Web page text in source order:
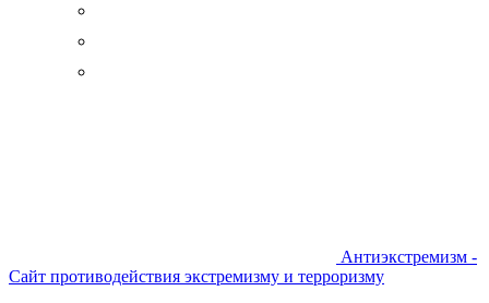
Антиэкстремизм -
Сайт противодействия экстремизму и терроризму